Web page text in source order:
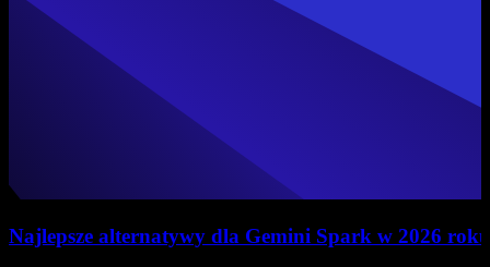
Najlepsze alternatywy dla Gemini Spark w 2026 roku